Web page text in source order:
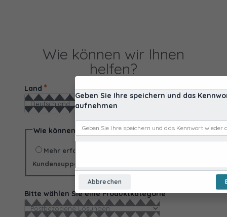
Wie können wir Ihnen
helfen?
Land *
Wie können wir Ihnen helfen?*
Mehr erfahren/Angebot anfordern
Kundensupport/Technische Unterstützung
Bitte wählen Sie eine Produktkategorie*
Geben Sie Ihre speichern und das
aufnehmen
Abbrechen